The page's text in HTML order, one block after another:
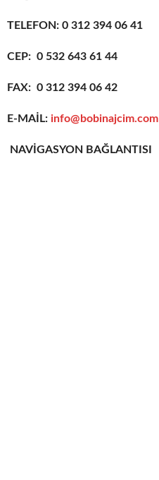
TELEFON: 0 312 394 06 41
CEP: 0 532 643 61 44
FAX: 0 312 394 06 42
E-MAİL: info@bobinajcim.com
NAVİGASYON BAĞLANTISI